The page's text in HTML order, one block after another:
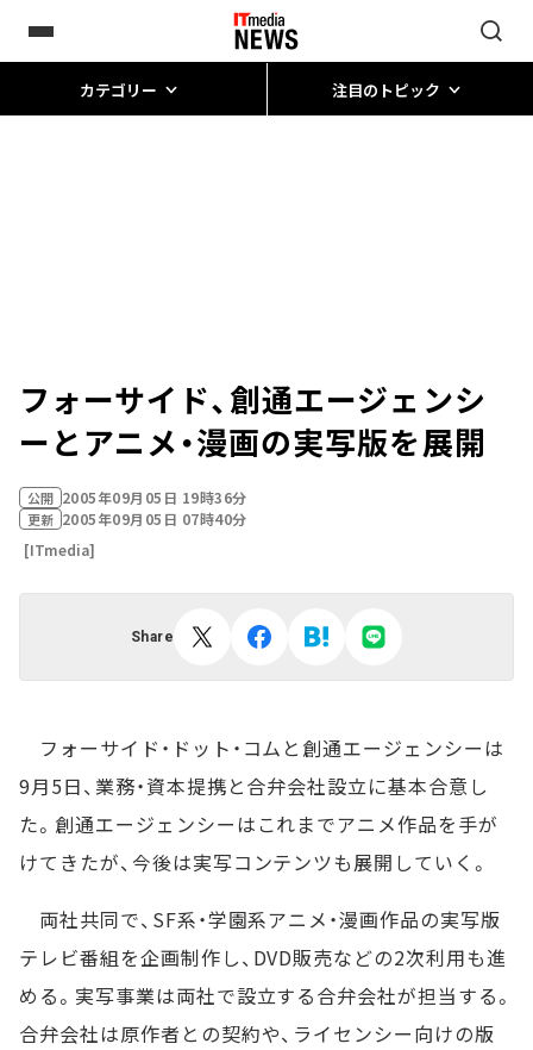
カテゴリー 注目のトピック
フォーサイド、創通エージェンシ
ーとアニメ・漫画の実写版を展開
公開 2005年09月05日 19時36分
更新 2005年09月05日 07時40分
[ITmedia]
Share
フォーサイド・ドット・コムと創通エージェンシーは
9月5日、業務・資本提携と合弁会社設立に基本合意し
た。創通エージェンシーはこれまでアニメ作品を手が
けてきたが、今後は実写コンテンツも展開していく。
両社共同で、SF系・学園系アニメ・漫画作品の実写版
テレビ番組を企画制作し、DVD販売などの2次利用も進
める。実写事業は両社で設立する合弁会社が担当する。
合弁会社は原作者との契約や、ライセンシー向けの版